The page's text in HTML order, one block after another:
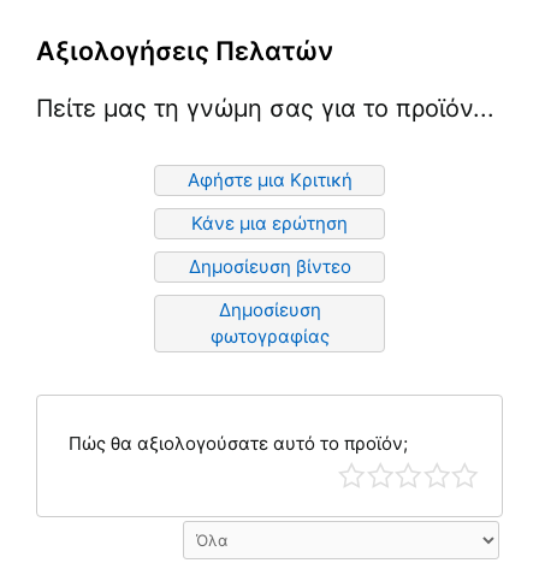
Αξιολογήσεις Πελατών
Πείτε μας τη γνώμη σας για το προϊόν...
Αφήστε μια Κριτική
Κάνε μια ερώτηση
Δημοσίευση βίντεο
Δημοσίευση
φωτογραφίας
Πώς θα αξιολογούσατε αυτό το προϊόν;